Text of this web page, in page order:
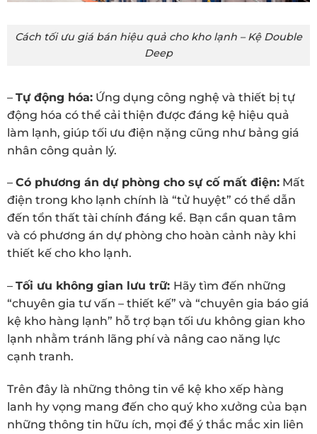
Cách tối ưu giá bán hiệu quả cho kho lạnh – Kệ Double
Deep
– Tự động hóa: Ứng dụng công nghệ và thiết bị tự
động hóa có thể cải thiện được đáng kệ hiệu quả
làm lạnh, giúp tối ưu điện nặng cũng như bảng giá
nhân công quản lý.
– Có phương án dự phòng cho sự cố mất điện: Mất
điện trong kho lạnh chính là “tử huyệt” có thể dẫn
đến tổn thất tài chính đáng kể. Bạn cần quan tâm
và có phương án dự phòng cho hoàn cảnh này khi
thiết kế cho kho lạnh.
– Tối ưu không gian lưu trữ: Hãy tìm đến những
“chuyên gia tư vấn – thiết kế” và “chuyên gia báo giá
kệ kho hàng lạnh” hỗ trợ bạn tối ưu không gian kho
lạnh nhằm tránh lãng phí và nâng cao năng lực
cạnh tranh.
Trên đây là những thông tin về kệ kho xếp hàng
lanh hy vọng mang đến cho quý kho xưởng của bạn
những thông tin hữu ích, mọi để ý thắc mắc xin liên